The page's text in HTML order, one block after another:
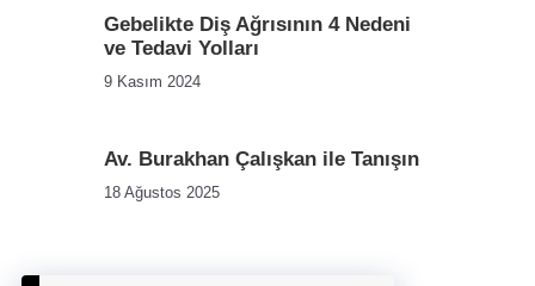
Gebelikte Diş Ağrısının 4 Nedeni
ve Tedavi Yolları
9 Kasım 2024
Av. Burakhan Çalışkan ile Tanışın
18 Ağustos 2025